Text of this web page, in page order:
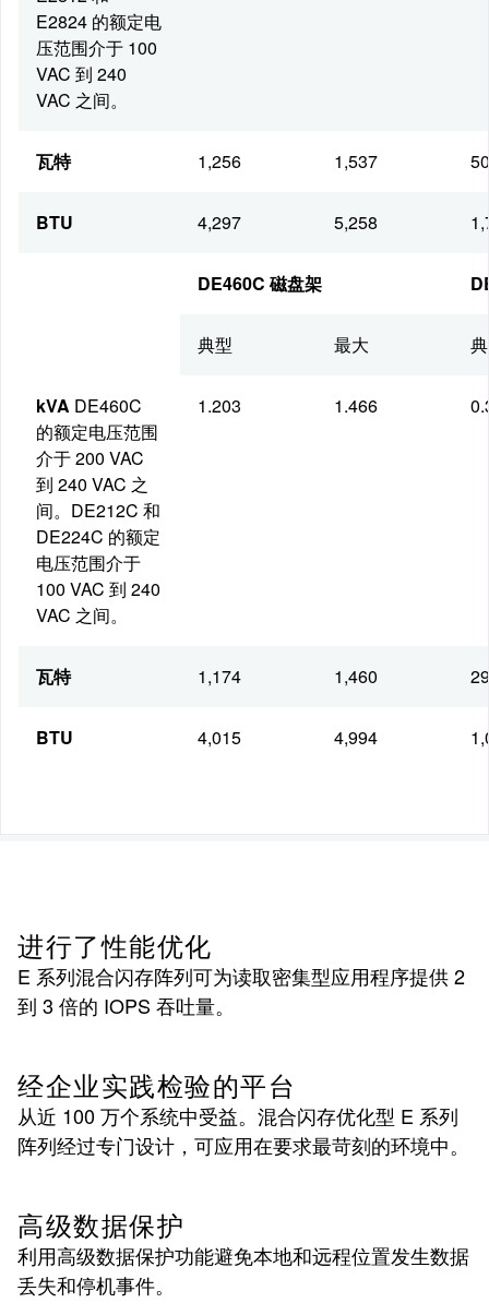
E2824 的额定电
压范围介于 100
VAC 到 240
VAC 之间。
瓦特 1,256 1,537
BTU 4,297 5,258
DE460C 磁盘架
典型 最大
kVA DE460C
的额定电压范围
介于 200 VAC
到 240 VAC 之
间。DE212C 和
DE224C 的额定
电压范围介于
100 VAC 到 240
VAC 之间。
1.203 1.466
瓦特 1,174 1,460
BTU 4,015 4,994
进行了性能优化
E 系列混合闪存阵列可为读取密集型应用程序提供 2
到 3 倍的 IOPS 吞吐量。
经企业实践检验的平台
从近 100 万个系统中受益。混合闪存优化型 E 系列
阵列经过专门设计，可应用在要求最苛刻的环境中。
高级数据保护
利用高级数据保护功能避免本地和远程位置发生数据
丢失和停机事件。